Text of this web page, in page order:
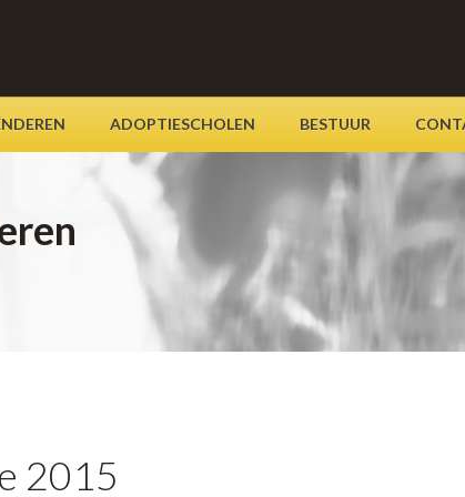
ADOPTIESCHOLEN BESTUUR
2015